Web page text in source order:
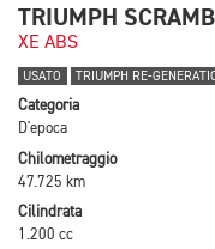
TRIUMPH
XE ABS
USATO TRIUMPH RE-
Categoria
D'epoca
Chilometraggio
47.725 km
Cilindrata
1.200 cc